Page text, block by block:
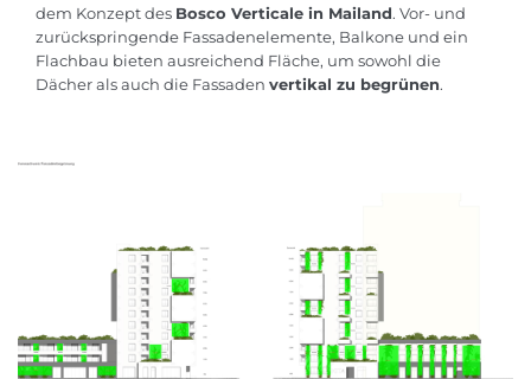
dem Konzept des Bosco Verticale in Mailand. Vor- und
zurückspringende Fassadenelemente, Balkone und ein
Flachbau bieten ausreichend Fläche, um sowohl die
Dächer als auch die Fassaden vertikal zu begrünen.